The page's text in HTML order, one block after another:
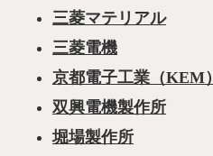
三菱マテリアル
三菱電機
京都電子工業（KEM）
双興電機製作所
堀場製作所